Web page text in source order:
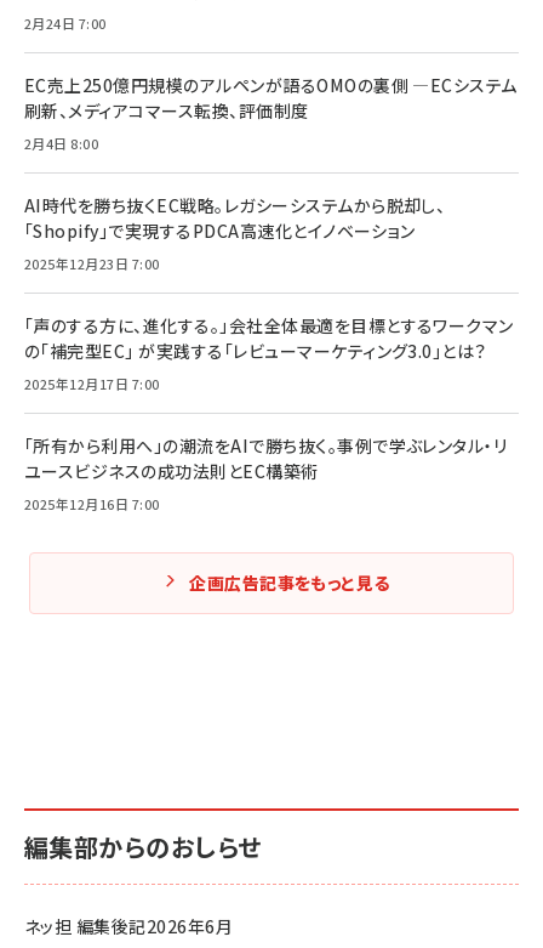
2月24日 7:00
EC売上250億円規模のアルペンが語るOMOの裏側 ―ECシステム
刷新、メディアコマース転換、評価制度
2月4日 8:00
AI時代を勝ち抜くEC戦略。レガシーシステムから脱却し、
「Shopify」で実現するPDCA高速化とイノベーション
2025年12月23日 7:00
「声のする方に、進化する。」会社全体最適を目標とするワークマン
の「補完型EC」 が実践する「レビューマーケティング3.0」とは？
2025年12月17日 7:00
「所有から利用へ」の潮流をAIで勝ち抜く。事例で学ぶレンタル・リ
ユースビジネスの成功法則とEC構築術
2025年12月16日 7:00
企画広告記事をもっと見る
編集部からのおしらせ
ネッ担 編集後記2026年6月